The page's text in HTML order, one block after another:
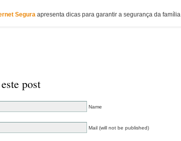
Segura apresenta dicas para garantir a segurança da família
post
Name
Mail (will not be published)